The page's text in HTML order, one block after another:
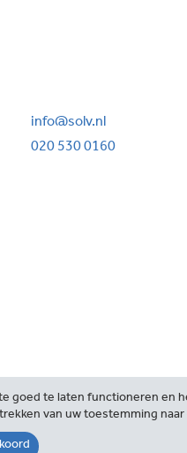
info@solv.nl
020 530 0160
Advocaten
te laten functioneren en
van uw toestemming naar